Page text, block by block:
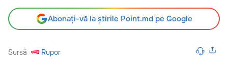
Abonați-vă la știrile Point.md pe Google
Sursă Rupor